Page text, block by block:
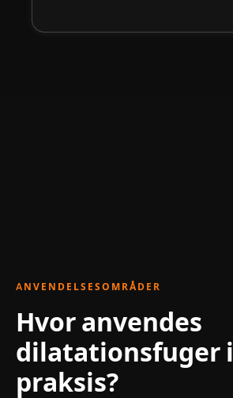
ANVENDELSESOMRÅDER
Hvor anvendes
dilatationsfuger i
praksis?